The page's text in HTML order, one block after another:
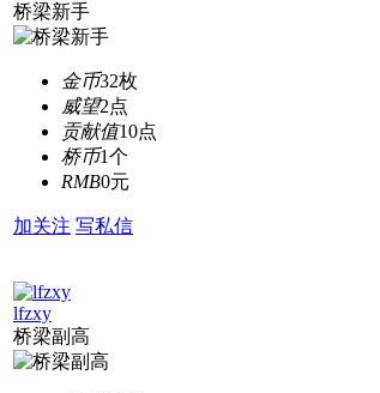
桥梁新手
金币32枚
威望2点
贡献值10点
桥币1个
RMB0元
加关注 写私信
lfzxy
桥梁副高